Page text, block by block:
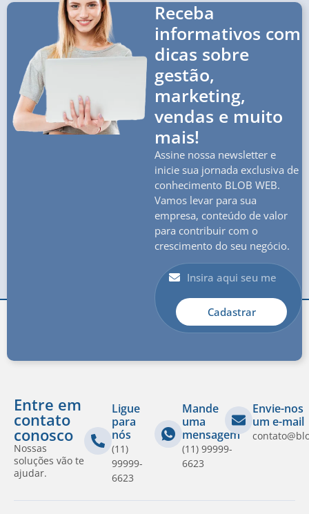
Receba
informativos com
dicas sobre
gestão,
marketing,
vendas e muito
mais!
Assine nossa newsletter e
inicie sua jornada exclusiva de
conhecimento BLOB WEB.
Vamos levar para sua
empresa, conteúdo de valor
para contribuir com o
crescimento do seu negócio.
Cadastrar
Entre em
contato
conosco
Nossas
soluções vão te
ajudar.
Ligue
para
nós
(11)
99999-
6623
Mande
uma
mensagem
(11) 99999-
6623
Envie-nos
um e-mail